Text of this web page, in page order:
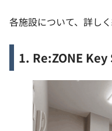
各施設について、詳し
1. Re:ZONE